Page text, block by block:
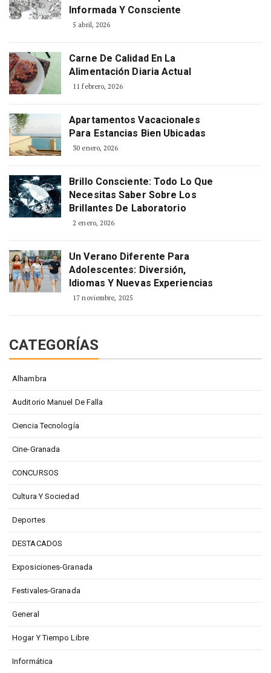
Informada Y Consciente
5 abril, 2026
Carne De Calidad En La
Alimentación Diaria Actual
11 febrero, 2026
Apartamentos Vacacionales
Para Estancias Bien Ubicadas
30 enero, 2026
Brillo Consciente: Todo Lo Que
Necesitas Saber Sobre Los
Brillantes De Laboratorio
2 enero, 2026
Un Verano Diferente Para
Adolescentes: Diversión,
Idiomas Y Nuevas Experiencias
17 noviembre, 2025
CATEGORÍAS
Alhambra
Auditorio Manuel De Falla
Ciencia Tecnología
Cine-Granada
CONCURSOS
Cultura Y Sociedad
Deportes
DESTACADOS
Exposiciones-Granada
Festivales-Granada
General
Hogar Y Tiempo Libre
Informática